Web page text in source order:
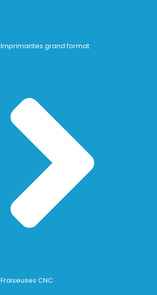
Imprimantes grand format
Fraiseuses CNC